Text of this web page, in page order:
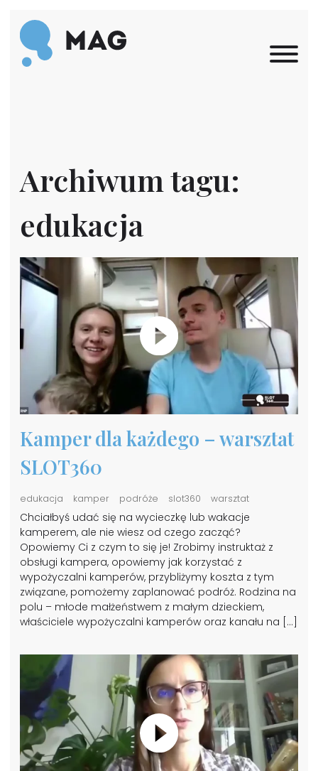
Przejdź do treści
Archiwum tagu:
edukacja
Kamper dla każdego – warsztat
SLOT360
edukacja kamper podróże slot360 warsztat
Chciałbyś udać się na wycieczkę lub wakacje
kamperem, ale nie wiesz od czego zacząć?
Opowiemy Ci z czym to się je! Zrobimy instruktaż z
obsługi kampera, opowiemy jak korzystać z
wypożyczalni kamperów, przybliżymy koszta z tym
związane, pomożemy zaplanować podróż. Rodzina na
polu – młode małżeństwem z małym dzieckiem,
właściciele wypożyczalni kamperów oraz kanału na […]